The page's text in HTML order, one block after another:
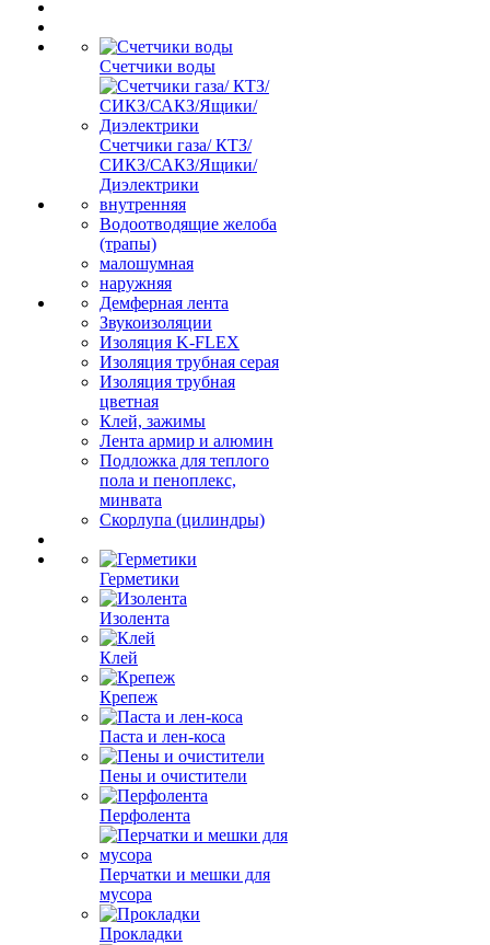
Счетчики воды
Счетчики газа/ КТЗ/
СИКЗ/САКЗ/Ящики/
Диэлектрики
внутренняя
Водоотводящие желоба
(трапы)
малошумная
наружняя
Демферная лента
Звукоизоляции
Изоляция K-FLEX
Изоляция трубная серая
Изоляция трубная
цветная
Клей, зажимы
Лента армир и алюмин
Подложка для теплого
пола и пеноплекс,
минвата
Скорлупа (цилиндры)
Герметики
Изолента
Клей
Крепеж
Паста и лен-коса
Пены и очистители
Перфолента
Перчатки и мешки для
мусора
Прокладки